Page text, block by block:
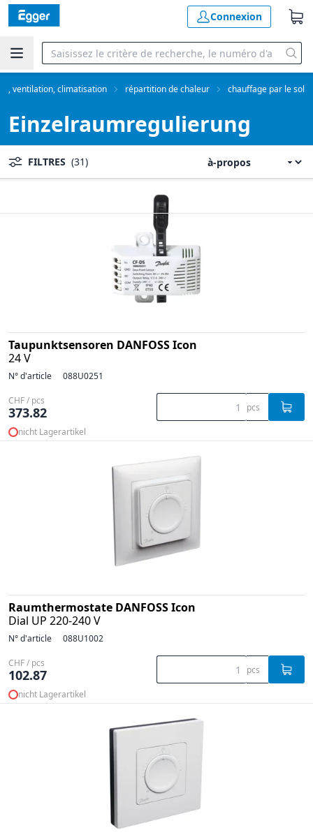
Connexion
ventilation, climatisation répartition de chaleur chauffage par le sol
Einzelraumregulierung
FILTRES (31)
Taupunktsensoren DANFOSS Icon
24 V
N° d'article 088U0251
CHF / pcs
373.82 pcs
nicht Lagerartikel
Raumthermostate DANFOSS Icon
Dial UP 220-240 V
N° d'article 088U1002
CHF / pcs
102.87 pcs
nicht Lagerartikel